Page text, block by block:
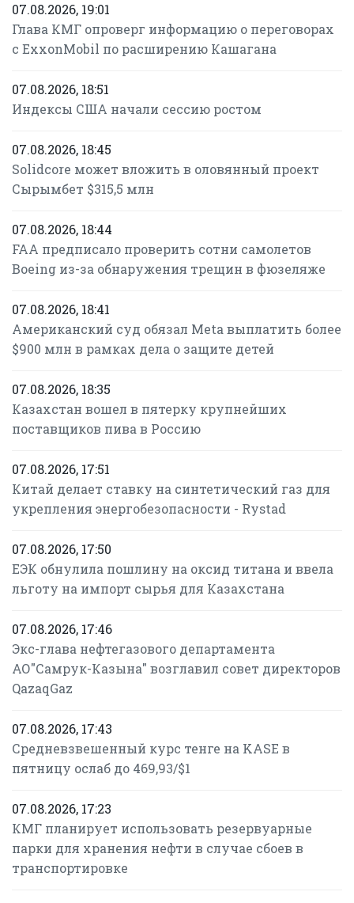
07.08.2026, 19:01
Глава КМГ опроверг информацию о переговорах
с ExxonMobil по расширению Кашагана
07.08.2026, 18:51
Индексы США начали сессию ростом
07.08.2026, 18:45
Solidcore может вложить в оловянный проект
Сырымбет $315,5 млн
07.08.2026, 18:44
FAA предписало проверить сотни самолетов
Boeing из-за обнаружения трещин в фюзеляже
07.08.2026, 18:41
Американский суд обязал Meta выплатить более
$900 млн в рамках дела о защите детей
07.08.2026, 18:35
Казахстан вошел в пятерку крупнейших
поставщиков пива в Россию
07.08.2026, 17:51
Китай делает ставку на синтетический газ для
укрепления энергобезопасности - Rystad
07.08.2026, 17:50
ЕЭК обнулила пошлину на оксид титана и ввела
льготу на импорт сырья для Казахстана
07.08.2026, 17:46
Экс-глава нефтегазового департамента
АО"Самрук-Казына" возглавил совет директоров
QazaqGaz
07.08.2026, 17:43
Средневзвешенный курс тенге на KASE в
пятницу ослаб до 469,93/$1
07.08.2026, 17:23
КМГ планирует использовать резервуарные
парки для хранения нефти в случае сбоев в
транспортировке